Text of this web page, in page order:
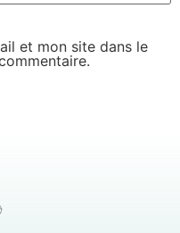
et mon site dans le